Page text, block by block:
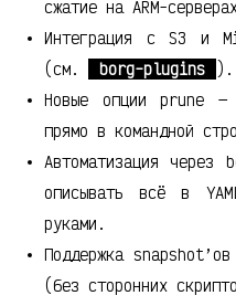
сжатие на ARM-
Интеграция с S3 и
(см.
borg-plugins
).
Новые опции prune —
прямо в командной
Автоматизация через
описывать всё в
руками.
Поддержка
(без сторонних